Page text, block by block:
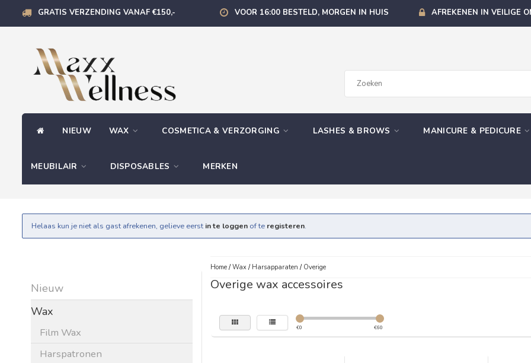
GRATIS VERZENDING VANAF €150,- VOOR 16:00 BESTELD, MORGEN IN HUIS AFREKENEN IN VEILIGE
NIEUW WAX COSMETICA & VERZORGING LASHES & BROWS MANICURE & PEDICURE
MEUBILAIR DISPOSABLES MERKEN
Helaas kun je niet als gast afrekenen, gelieve eerst in te loggen of te registeren.
Nieuw
Wax
Film Wax
Harspatronen
Home/Wax/ Harsapparaten / Overige
Overige wax accessoires
€0 €60